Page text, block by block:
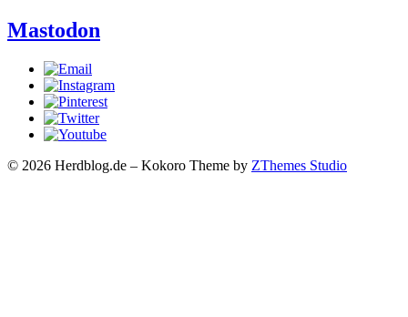
Mastodon
© 2026 Herdblog.de – Kokoro Theme by ZThemes Studio